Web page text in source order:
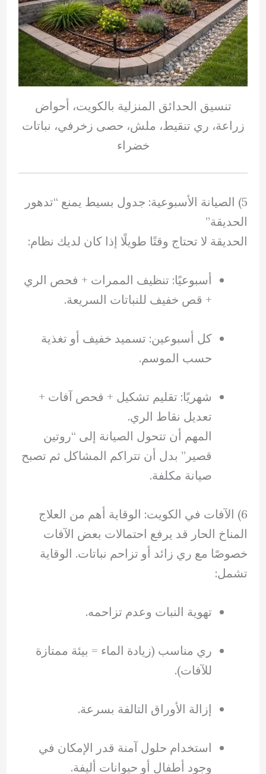
تنسيق الحدائق المنزلية بالكويت، أحواض
زراعة، ري تنقيط، ملش، حصى زخرفي، نباتات
خضراء
5) الصيانة الأسبوعية: جدول بسيط يمنع “تدهور
الحديقة”
الحديقة لا تحتاج وقتًا طويلًا إذا كان لديك نظام:
أسبوعيًا: تنظيف الممرات + فحص الري
+ قص خفيف للنباتات السريعة.
كل أسبوعين: تسميد خفيف أو تغذية
حسب الموسم.
شهريًا: تقليم تشكيل + فحص آفات +
تعديل نقاط الري.
المهم أن تتحول الصيانة إلى “روتين
قصير” بدل أن تتراكم المشاكل ثم تصبح
صيانة مكلفة.
6) الآفات في الكويت: الوقاية أهم من العلاج
المناخ الحار قد يرفع احتمالات بعض الآفات
خصوصًا مع ري زائد أو تزاحم نباتات. الوقاية
تشمل:
تهوية النبات وعدم تزاحمه.
ري مناسب (زيادة الماء = بيئة ممتازة
للآفات).
إزالة الأوراق التالفة بسرعة.
استخدام حلول آمنة قدر الإمكان في
وجود أطفال أو حيوانات أليفة.